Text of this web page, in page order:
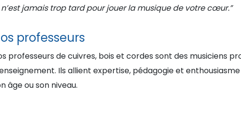
n’est jamais trop tard pour jouer la musique de votre cœur.”
professeurs
professeurs de cuivres, bois et cordes sont des musiciens
Ils allient expertise, pédagogie et
âge ou son niveau.